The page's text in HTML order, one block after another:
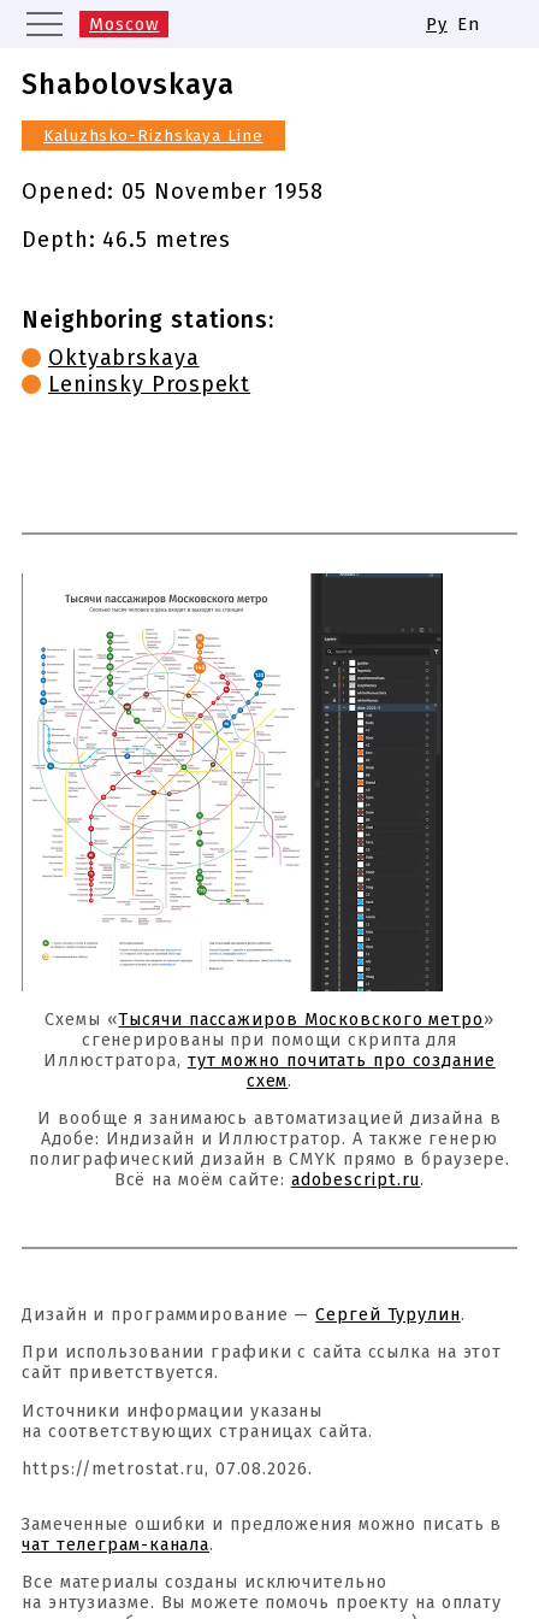
Moscow
Kazan
Nizhny Novgorod
Novosibirsk
Samara
Same names of metro stations
Ру En
Shabolovskaya
Kaluzhsko-Rizhskaya Line
Opened: 05 November 1958
Depth: 46.5 metres
Neighboring stations:
Oktyabrskaya
Leninsky Prospekt
Схемы «Тысячи пассажиров Московского метро»
сгенерированы при помощи скрипта для
Иллюстратора, тут можно почитать про создание
схем.
И вообще я занимаюсь автоматизацией дизайна в
Адобе: Индизайн и Иллюстратор. А также генерю
полиграфический дизайн в CMYK прямо в браузере.
Всё на моём сайте: adobescript.ru.
Дизайн и программирование —Сергей Турулин.
При использовании графики с сайта ссылка на этот
сайт приветствуется.
Источники информации указаны
на соответствующих страницах сайта.
https://metrostat.ru, 07.08.2026.
Замеченные ошибки и предложения можно писать в
чат телеграм-канала.
Все материалы созданы исключительно
на энтузиазме. Вы можете помочь проекту на оплату